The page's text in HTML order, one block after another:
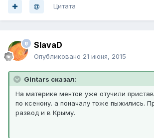
Цитата
SlavaD
Опубликовано 21 июня, 2015
Gintars сказал:
На материке ментов уже отучили
по ксенону. а поначалу тоже пыжились.
развод и в Крыму.